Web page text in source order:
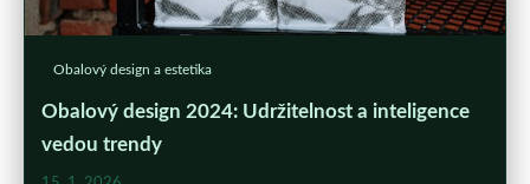
Obalový design a estetika
Obalový design 2024: Udržitelnost a inteligence
vedou trendy